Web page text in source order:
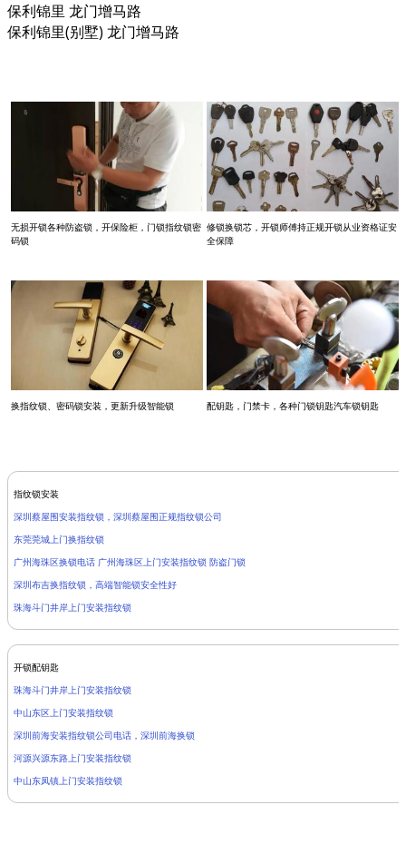
保利锦里 龙门增马路
保利锦里(别墅) 龙门增马路
无损开锁各种防盗锁，开保险柜，门锁指纹锁密
码锁
修锁换锁芯，开锁师傅持正规开锁从业资格证安
全保障
换指纹锁、密码锁安装，更新升级智能锁 配钥匙，门禁卡，各种门锁钥匙汽车锁钥匙
指纹锁安装
深圳蔡屋围安装指纹锁，深圳蔡屋围正规指纹锁公司
东莞莞城上门换指纹锁
广州海珠区换锁电话 广州海珠区上门安装指纹锁 防盗门锁
深圳布吉换指纹锁，高端智能锁安全性好
珠海斗门井岸上门安装指纹锁
开锁配钥匙
珠海斗门井岸上门安装指纹锁
中山东区上门安装指纹锁
深圳前海安装指纹锁公司电话，深圳前海换锁
河源兴源东路上门安装指纹锁
中山东凤镇上门安装指纹锁